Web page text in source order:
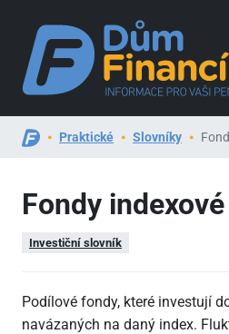
Praktické Slovníky
Fondy indexové
Investiční slovník
Podílové fondy, které investují
navázaných na daný index.